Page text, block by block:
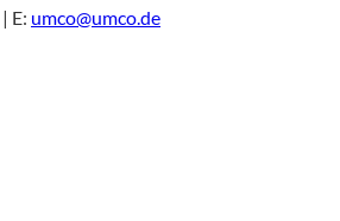
| E: umco@umco.de